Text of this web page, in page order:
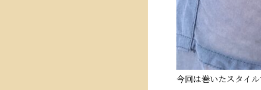
今回は巻いたスタイ